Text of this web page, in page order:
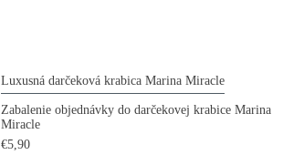
Luxusná darčeková krabica Marina Miracle
Zabalenie objednávky do darčekovej krabice Marina
Miracle
€5,90